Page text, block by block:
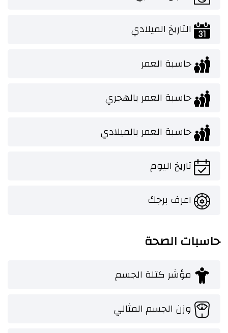
التاريخ الميلادي
حاسبة العمر
حاسبة العمر بالهجري
حاسبة العمر بالميلادي
تاريخ اليوم
اعرف برجك
حاسبات الصحة
مؤشر كتلة الجسم
وزن الجسم المثالي